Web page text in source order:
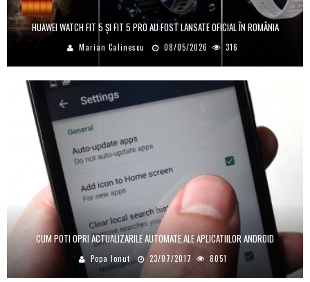
HUAWEI WATCH FIT 5 ȘI FIT 5 PRO AU FOST LANSATE OFICIAL ÎN ROMÂNIA
Marian Calinescu 08/05/2026 316
CUM POTI OPRI ACTUALIZARILE AUTOMATE ALE APLICATIILOR ANDROID
Popa Ionut 23/07/2017 8051